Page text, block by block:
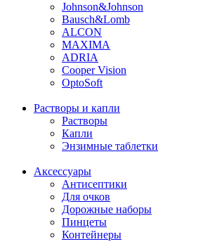
Johnson&Johnson
Bausch&Lomb
ALCON
MAXIMA
ADRIA
Cooper Vision
OptoSoft
Растворы и капли
Растворы
Капли
Энзимные таблетки
Аксессуары
Антисептики
Для очков
Дорожные наборы
Пинцеты
Контейнеры